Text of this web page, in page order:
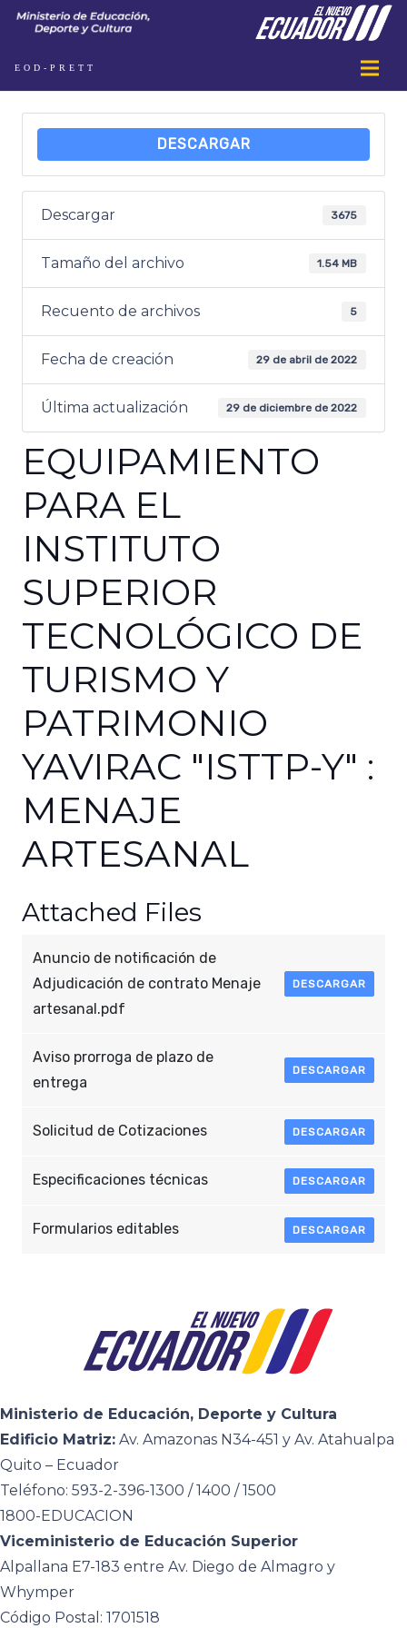
EOD-PRETT
DESCARGAR
Descargar 3675
Tamaño del archivo 1.54 MB
Recuento de archivos 5
Fecha de creación 29 de abril de 2022
Última actualización 29 de diciembre de 2022
EQUIPAMIENTO
PARA EL
INSTITUTO
SUPERIOR
TECNOLÓGICO DE
TURISMO Y
PATRIMONIO
YAVIRAC "ISTTP-Y" :
MENAJE
ARTESANAL
Attached Files
Anuncio de notificación de
Adjudicación de contrato Menaje
artesanal.pdf
DESCARGAR
Aviso prorroga de plazo de
entrega
DESCARGAR
Solicitud de Cotizaciones DESCARGAR
Especificaciones técnicas DESCARGAR
Formularios editables DESCARGAR
Ministerio de Educación, Deporte y Cultura
Edificio Matriz: Av. Amazonas N34-451 y Av. Atahualpa
Quito – Ecuador
Teléfono: 593-2-396-1300 / 1400 / 1500
1800-EDUCACION
Viceministerio de Educación Superior
Alpallana E7-183 entre Av. Diego de Almagro y
Whymper
Código Postal: 1701518